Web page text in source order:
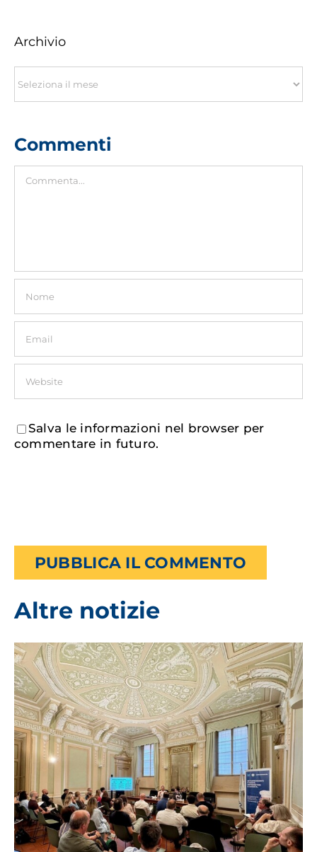
Archivio
Commenti
Salva le informazioni nel browser per
commentare in futuro.
Altre notizie